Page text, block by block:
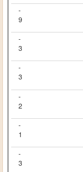
-
9
-
3
-
3
-
2
-
1
-
3